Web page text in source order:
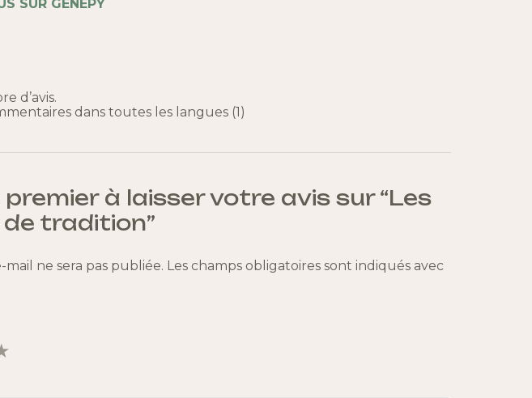
SUR GENEPY
d’avis.
dans toutes les langues (1)
premier à laisser votre avis sur “Les
de tradition”
mail ne sera pas publiée. Les champs obligatoires sont indiqués avec